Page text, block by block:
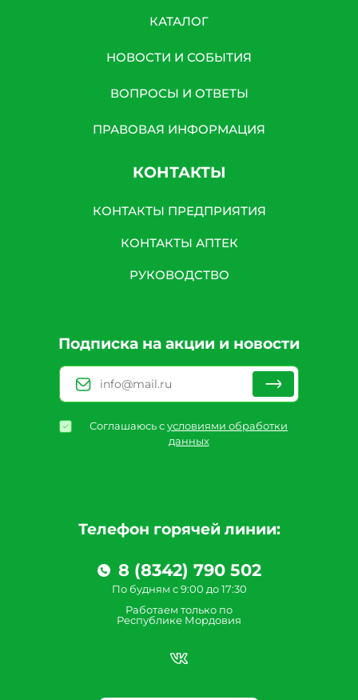
Телефон горячей линии:
8 (8342) 790 502
По будням с 9:00 до 17:30
Работаем только по
Республике Мордовия
КАТАЛОГ
НОВОСТИ И СОБЫТИЯ
ВОПРОСЫ И ОТВЕТЫ
ПРАВОВАЯ ИНФОРМАЦИЯ
КОНТАКТЫ
КОНТАКТЫ ПРЕДПРИЯТИЯ
КОНТАКТЫ АПТЕК
РУКОВОДСТВО
Подписка на акции и новости
Соглашаюсь сусловиями обработки
данных